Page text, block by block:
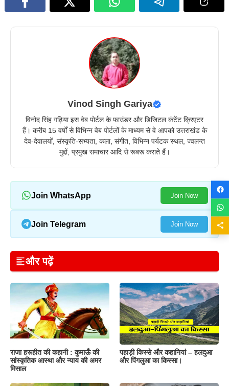
Vinod Singh Gariya
विनोद सिंह गढ़िया इस वेब पोर्टल के फाउंडर और डिजिटल कंटेंट क्रिएटर
हैं। करीब 15 वर्षों से विभिन्न वेब पोर्टलों के माध्यम से वे आपको उत्तराखंड के
देव-देवालयों, संस्कृति-सभ्यता, कला, संगीत, विभिन्न पर्यटक स्थल, ज्वलन्त
मुद्दों, प्रमुख समाचार आदि से रूबरू कराते हैं।
Join WhatsApp Join Now
Join Telegram Join Now
और पढ़ें
राजा हरूहीत की कहानी : कुमाऊँ की
सांस्कृतिक आस्था और न्याय की अमर
मिसाल
पहाड़ी किस्से और कहानियां – हलदुआ
और पिंगलुआ का किस्सा।